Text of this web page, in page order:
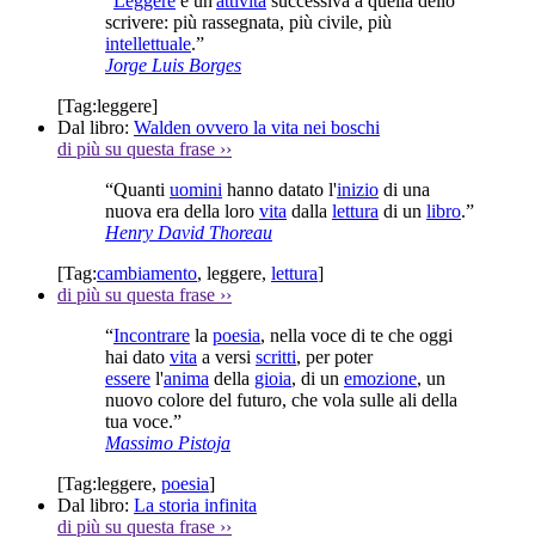
scrivere: più rassegnata, più civile, più
intellettuale.”
Jorge Luis Borges
[Tag:leggere]
Dal libro: Walden ovvero la vita nei boschi
di più su questa frase ››
“Quanti uomini hanno datato l'inizio di una
nuova era della loro vita dalla lettura di un libro.”
Henry David Thoreau
[Tag:cambiamento, leggere, lettura]
di più su questa frase ››
“Incontrare la poesia, nella voce di te che oggi
hai dato vita a versi scritti, per poter
essere l'anima della gioia, di un emozione, un
nuovo colore del futuro, che vola sulle ali della
tua voce.”
Massimo Pistoja
[Tag:leggere, poesia]
Dal libro: La storia infinita
di più su questa frase ››